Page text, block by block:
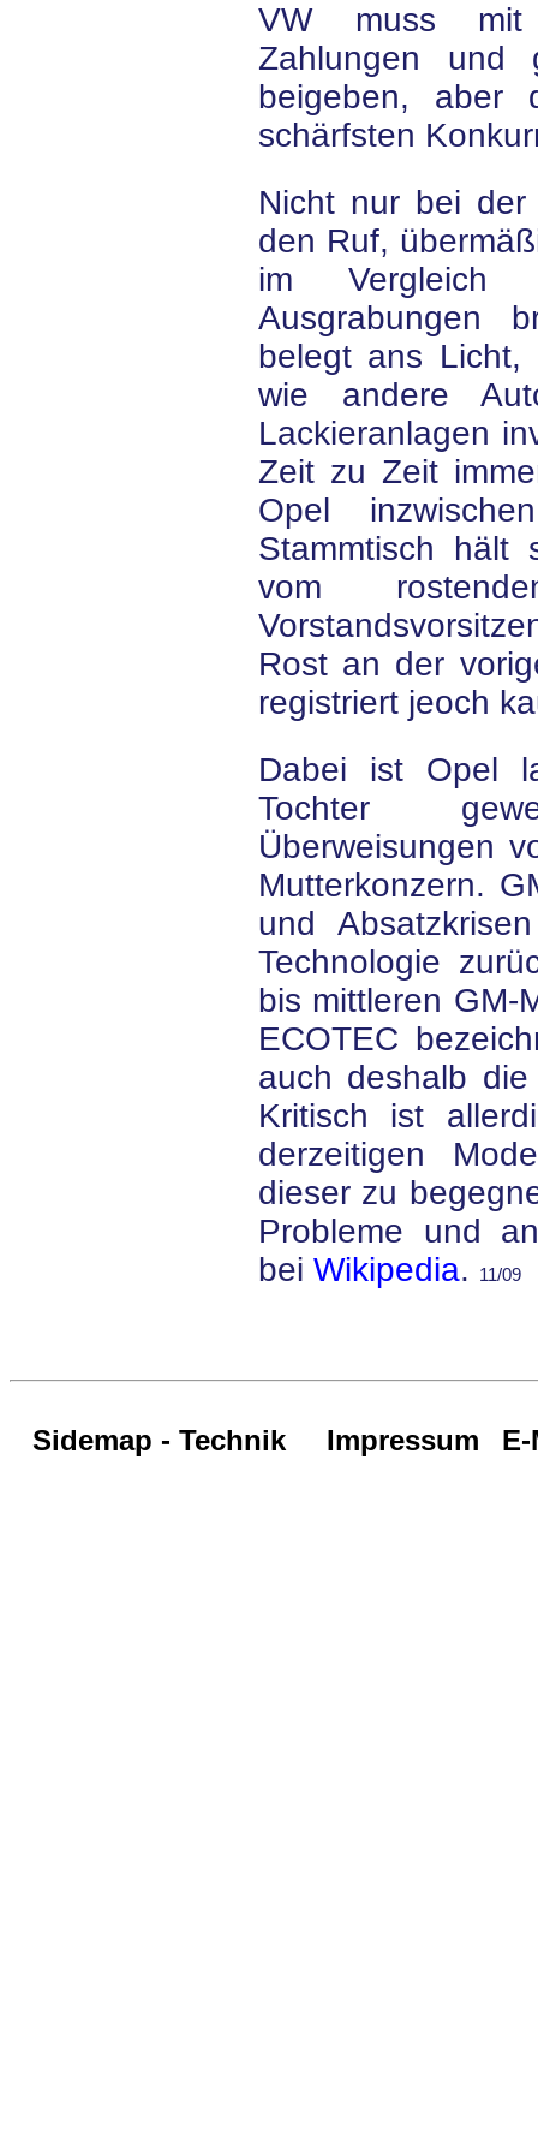
VW muss mit
Zahlungen und
beigeben, aber
schärfsten
Nicht nur bei
den Ruf,
im
Ausgrabungen
belegt ans Licht,
wie andere
Lackieranlagen
Zeit zu Zeit
Opel
Stammtisch hält
vom
Rost an der
registriert jeoch
Dabei ist Opel
Tochter
Überweisungen
Mutterkonzern.
und
Technologie
bis mittleren GM-
ECOTEC
auch deshalb
Kritisch ist
derzeitigen
dieser zu
Probleme und
bei Wikipedia. 11/09
Sidemap - Technik Impressum